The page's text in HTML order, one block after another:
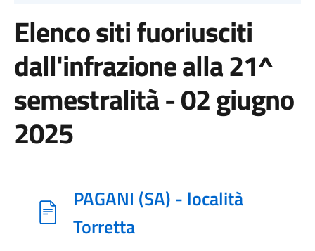
Elenco siti fuoriusciti
dall'infrazione alla 21^
semestralità - 02 giugno
2025
PAGANI (SA) - località
Torretta